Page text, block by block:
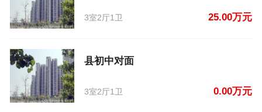
3室2厅1卫 25.00万元
县初中对面
3室2厅1卫 0.00万元